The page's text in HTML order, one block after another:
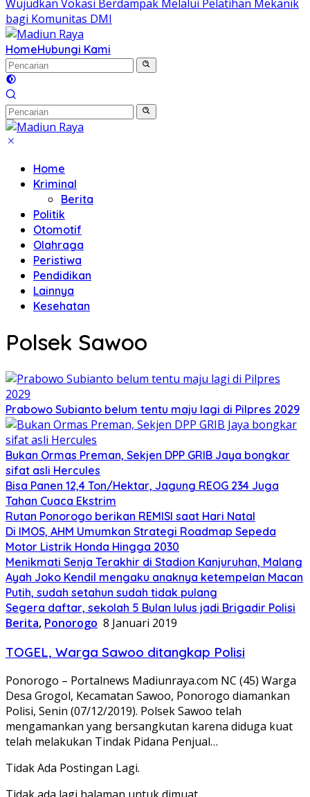
Wujudkan Vokasi Berdampak Melalui Pelatihan Mekanik
bagi Komunitas DMI
HomeHubungi Kami
Home
Kriminal
Berita
Politik
Otomotif
Olahraga
Peristiwa
Pendidikan
Lainnya
Kesehatan
Polsek Sawoo
Prabowo Subianto belum tentu maju lagi di Pilpres 2029
Bukan Ormas Preman, Sekjen DPP GRIB Jaya bongkar
sifat asli Hercules
Bisa Panen 12,4 Ton/Hektar, Jagung REOG 234 Juga
Tahan Cuaca Ekstrim
Rutan Ponorogo berikan REMISI saat Hari Natal
Di IMOS, AHM Umumkan Strategi Roadmap Sepeda
Motor Listrik Honda Hingga 2030
Menikmati Senja Terakhir di Stadion Kanjuruhan, Malang
Ayah Joko Kendil mengaku anaknya ketempelan Macan
Putih, sudah setahun sudah tidak pulang
Segera daftar, sekolah 5 Bulan lulus jadi Brigadir Polisi
Berita, Ponorogo 8 Januari 2019
TOGEL, Warga Sawoo ditangkap Polisi
Ponorogo – Portalnews Madiunraya.com NC (45) Warga
Desa Grogol, Kecamatan Sawoo, Ponorogo diamankan
Polisi, Senin (07/12/2019). Polsek Sawoo telah
mengamankan yang bersangkutan karena diduga kuat
telah melakukan Tindak Pidana Penjual…
Tidak Ada Postingan Lagi.